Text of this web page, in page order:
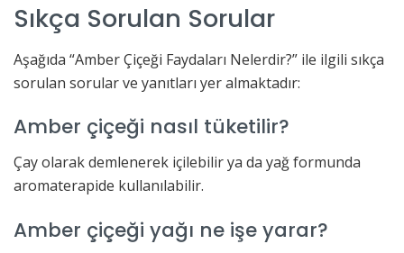
Sıkça Sorulan Sorular
Aşağıda “Amber Çiçeği Faydaları Nelerdir?” ile ilgili sıkça
sorulan sorular ve yanıtları yer almaktadır:
Amber çiçeği nasıl tüketilir?
Çay olarak demlenerek içilebilir ya da yağ formunda
aromaterapide kullanılabilir.
Amber çiçeği yağı ne işe yarar?